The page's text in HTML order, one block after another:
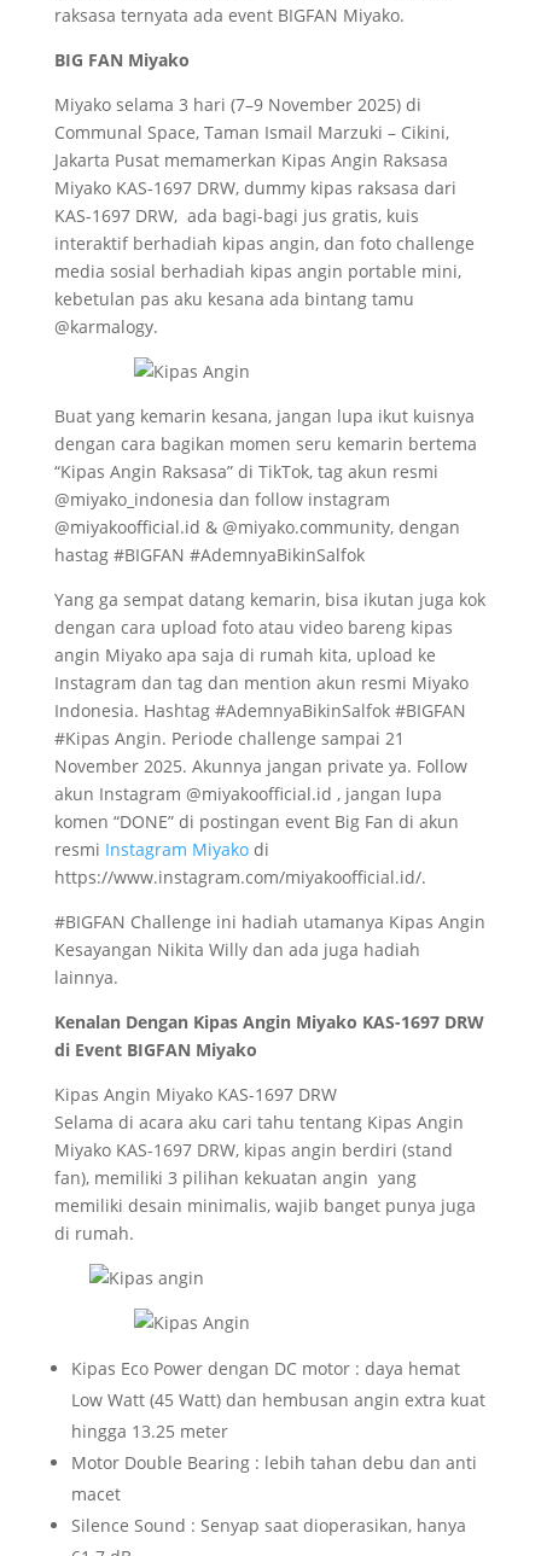
raksasa ternyata ada event BIGFAN Miyako.
BIG FAN Miyako
Miyako selama 3 hari (7–9 November 2025) di
Communal Space, Taman Ismail Marzuki – Cikini,
Jakarta Pusat memamerkan Kipas Angin Raksasa
Miyako KAS-1697 DRW, dummy kipas raksasa dari
KAS-1697 DRW, ada bagi-bagi jus gratis, kuis
interaktif berhadiah kipas angin, dan foto challenge
media sosial berhadiah kipas angin portable mini,
kebetulan pas aku kesana ada bintang tamu
@karmalogy.
Buat yang kemarin kesana, jangan lupa ikut kuisnya
dengan cara bagikan momen seru kemarin bertema
“Kipas Angin Raksasa” di TikTok, tag akun resmi
@miyako_indonesia dan follow instagram
@miyakoofficial.id & @miyako.community, dengan
hastag #BIGFAN #AdemnyaBikinSalfok
Yang ga sempat datang kemarin, bisa ikutan juga kok
dengan cara upload foto atau video bareng kipas
angin Miyako apa saja di rumah kita, upload ke
Instagram dan tag dan mention akun resmi Miyako
Indonesia. Hashtag #AdemnyaBikinSalfok #BIGFAN
#Kipas Angin. Periode challenge sampai 21
November 2025. Akunnya jangan private ya. Follow
akun Instagram @miyakoofficial.id , jangan lupa
komen “DONE” di postingan event Big Fan di akun
resmi Instagram Miyakodi
https://www.instagram.com/miyakoofficial.id/.
#BIGFAN Challenge ini hadiah utamanya Kipas Angin
Kesayangan Nikita Willy dan ada juga hadiah
lainnya.
Kenalan Dengan Kipas Angin Miyako KAS-1697 DRW
di Event BIGFAN Miyako
Kipas Angin Miyako KAS-1697 DRW
Selama di acara aku cari tahu tentang Kipas Angin
Miyako KAS-1697 DRW, kipas angin berdiri (stand
fan), memiliki 3 pilihan kekuatan angin yang
memiliki desain minimalis, wajib banget punya juga
di rumah.
Kipas Eco Power dengan DC motor : daya hemat
Low Watt (45 Watt) dan hembusan angin extra kuat
hingga 13.25 meter
Motor Double Bearing : lebih tahan debu dan anti
macet
Silence Sound : Senyap saat dioperasikan, hanya